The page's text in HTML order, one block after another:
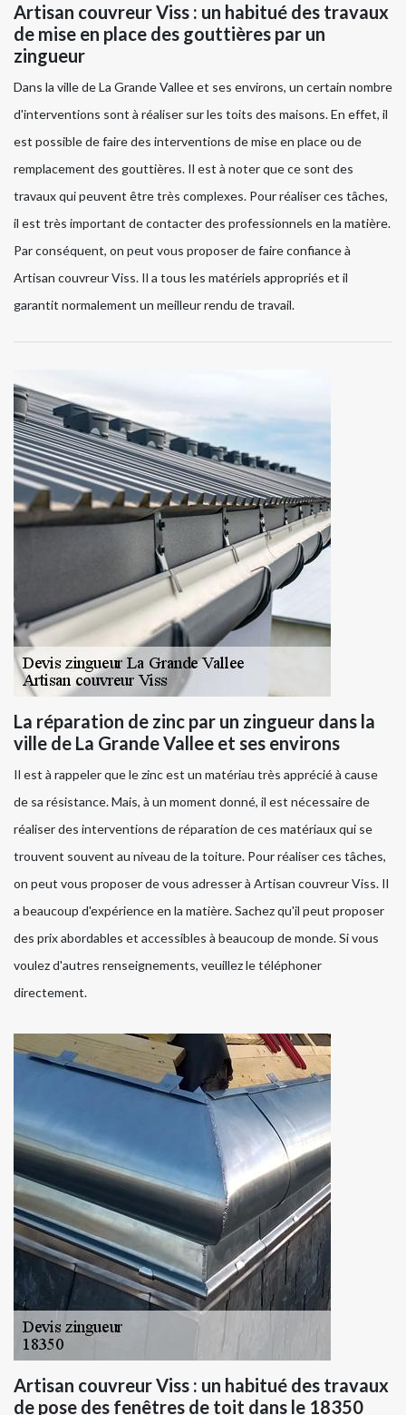
Artisan couvreur Viss : un habitué des travaux
de mise en place des gouttières par un
zingueur
Dans la ville de La Grande Vallee et ses environs, un certain nombre
d'interventions sont à réaliser sur les toits des maisons. En effet, il
est possible de faire des interventions de mise en place ou de
remplacement des gouttières. Il est à noter que ce sont des
travaux qui peuvent être très complexes. Pour réaliser ces tâches,
il est très important de contacter des professionnels en la matière.
Par conséquent, on peut vous proposer de faire confiance à
Artisan couvreur Viss. Il a tous les matériels appropriés et il
garantit normalement un meilleur rendu de travail.
La réparation de zinc par un zingueur dans la
ville de La Grande Vallee et ses environs
Il est à rappeler que le zinc est un matériau très apprécié à cause
de sa résistance. Mais, à un moment donné, il est nécessaire de
réaliser des interventions de réparation de ces matériaux qui se
trouvent souvent au niveau de la toiture. Pour réaliser ces tâches,
on peut vous proposer de vous adresser à Artisan couvreur Viss. Il
a beaucoup d'expérience en la matière. Sachez qu'il peut proposer
des prix abordables et accessibles à beaucoup de monde. Si vous
voulez d'autres renseignements, veuillez le téléphoner
directement.
Artisan couvreur Viss : un habitué des travaux
de pose des fenêtres de toit dans le 18350